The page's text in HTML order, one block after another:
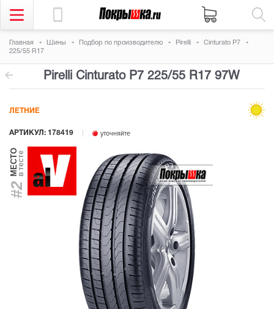
Главная Шины Подбор по производителю Pirelli
Cinturato P7
225/55 R17
Pirelli Cinturato P7 225/55 R17 97W
АРТИКУЛ: 178419 уточняйте
ЛЕТНИЕ
#2
МЕСТОв тесте